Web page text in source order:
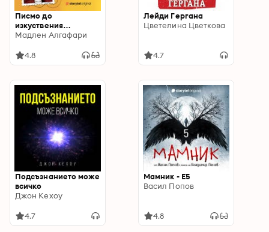
Писмо до
изкуствения
интелект: Голям да
Мадлен Алгафари
4.8
Лейди Гергана
Цветелина Цветкова
4.7
Подсъзнанието може
всичко
Джон Кехоу
4.7
Мамник - E5
Васил Попов
4.8